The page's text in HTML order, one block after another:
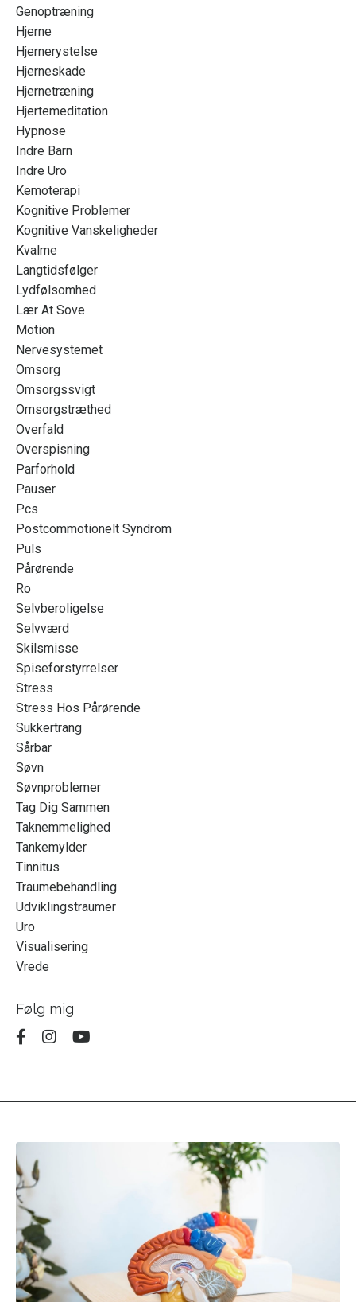
Genoptræning
Hjerne
Hjernerystelse
Hjerneskade
Hjernetræning
Hjertemeditation
Hypnose
Indre Barn
Indre Uro
Kemoterapi
Kognitive Problemer
Kognitive Vanskeligheder
Kvalme
Langtidsfølger
Lydfølsomhed
Lær At Sove
Motion
Nervesystemet
Omsorg
Omsorgssvigt
Omsorgstræthed
Overfald
Overspisning
Parforhold
Pauser
Pcs
Postcommotionelt Syndrom
Puls
Pårørende
Ro
Selvberoligelse
Selvværd
Skilsmisse
Spiseforstyrrelser
Stress
Stress Hos Pårørende
Sukkertrang
Sårbar
Søvn
Søvnproblemer
Tag Dig Sammen
Taknemmelighed
Tankemylder
Tinnitus
Traumebehandling
Udviklingstraumer
Uro
Visualisering
Vrede
Følg mig